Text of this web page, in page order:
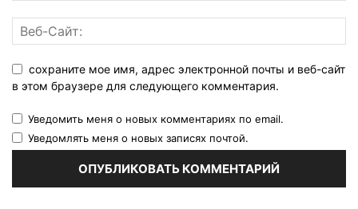
сохраните мое имя, адрес электронной почты и веб-сайт
в этом браузере для следующего комментария.
Уведомить меня о новых комментариях по email.
Уведомлять меня о новых записях почтой.